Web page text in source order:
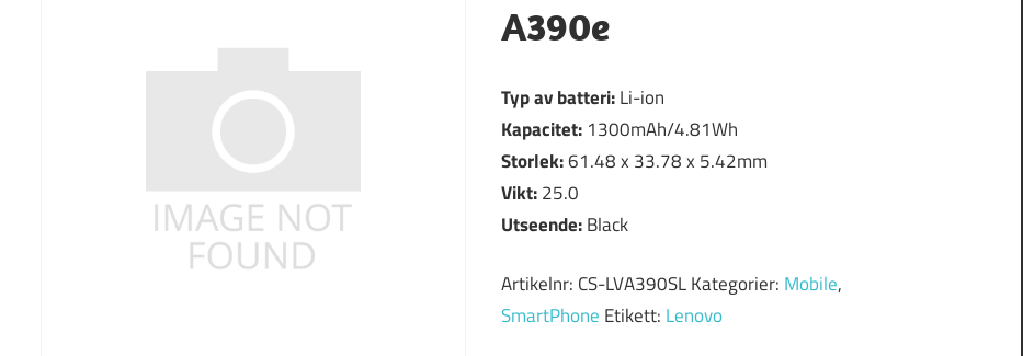
A390e
Typ av batteri:Li-ion
Kapacitet: 1300mAh/4.81Wh
Storlek:61.48 x 33.78 x 5.42mm
Vikt:25.0
Utseende:Black
Artikelnr: CS-LVA390SLKategorier: Mobile,
SmartPhone Etikett: Lenovo